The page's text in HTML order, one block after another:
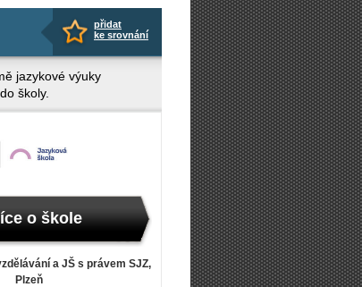
přidat
ke srovnání
jazykové výuky
školy.
o škole
a JŠ s právem SJZ,
Plzeň